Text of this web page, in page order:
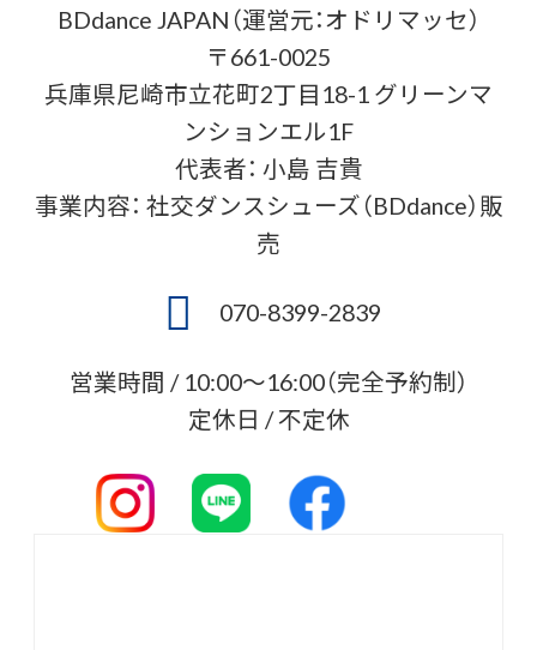
BDdance JAPAN（運営元：オドリマッセ）
〒661-0025
兵庫県尼崎市立花町2丁目18-1 グリーンマ
ンションエル1F
代表者： 小島 吉貴
事業内容： 社交ダンスシューズ（BDdance）販
売
070-8399-2839
営業時間 / 10:00〜16:00（完全予約制）
定休日 / 不定休